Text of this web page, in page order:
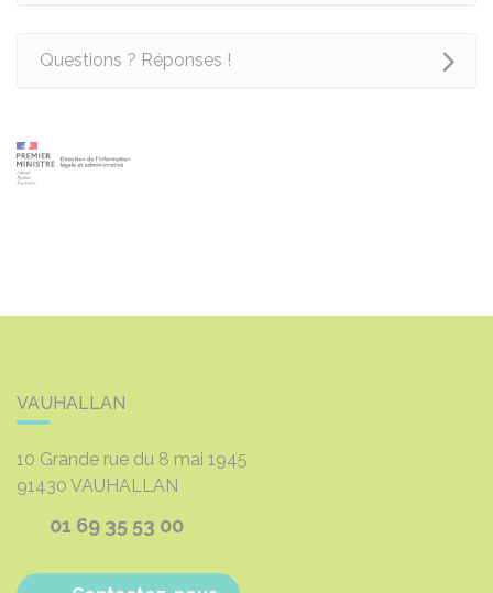
Questions ? Réponses !
VAUHALLAN
10 Grande rue du 8 mai 1945
91430 VAUHALLAN
01 69 35 53 00